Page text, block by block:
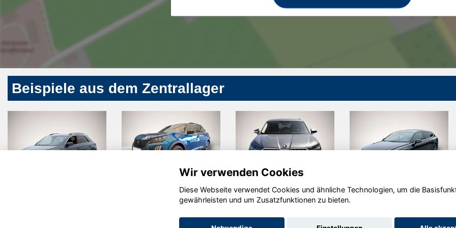
Beispiele aus dem Zentrallager
Skoda
Kodiaq
Volkswagen
Arteon
Wir verwenden Cookies
Diese Webseite verwendet Cookies und ähnliche Technologien, um die
gewährleisten und um Zusatzfunktionen zu bieten.